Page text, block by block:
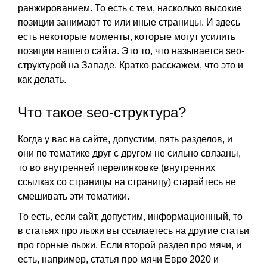
ранжированием. То есть с тем, насколько высокие
позиции занимают те или иные страницы. И здесь
есть некоторые моменты, которые могут усилить
позиции вашего сайта. Это то, что называется seo-
структурой на Западе. Кратко расскажем, что это и
как делать.
Что такое seo-структура?
Когда у вас на сайте, допустим, пять разделов, и
они по тематике друг с другом не сильно связаны,
то во внутренней перелинковке (внутренних
ссылках со страницы на страницу) старайтесь не
смешивать эти тематики.
То есть, если сайт, допустим, информационный, то
в статьях про лыжи вы ссылаетесь на другие статьи
про горные лыжи. Если второй раздел про мячи, и
есть, например, статья про мячи Евро 2020 и